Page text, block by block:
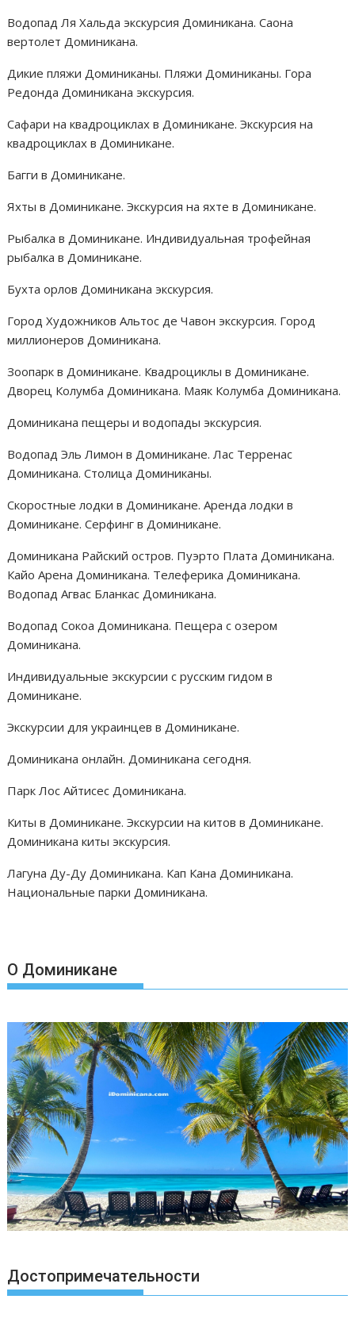
Водопад Ля Хальда экскурсия Доминикана. Саона
вертолет Доминикана.
Дикие пляжи Доминиканы. Пляжи Доминиканы. Гора
Редонда Доминикана экскурсия.
Сафари на квадроциклах в Доминикане. Экскурсия на
квадроциклах в Доминикане.
Багги в Доминикане.
Яхты в Доминикане. Экскурсия на яхте в Доминикане.
Рыбалка в Доминикане. Индивидуальная трофейная
рыбалка в Доминикане.
Бухта орлов Доминикана экскурсия.
Город Художников Альтос де Чавон экскурсия. Город
миллионеров Доминикана.
Зоопарк в Доминикане. Квадроциклы в Доминикане.
Дворец Колумба Доминикана. Маяк Колумба Доминикана.
Доминикана пещеры и водопады экскурсия.
Водопад Эль Лимон в Доминикане. Лас Терренас
Доминикана. Столица Доминиканы.
Скоростные лодки в Доминикане. Аренда лодки в
Доминикане. Серфинг в Доминикане.
Доминикана Райский остров. Пуэрто Плата Доминикана.
Кайо Арена Доминикана. Телеферика Доминикана.
Водопад Агвас Бланкас Доминикана.
Водопад Сокоа Доминикана. Пещера с озером
Доминикана.
Индивидуальные экскурсии с русским гидом в
Доминикане.
Экскурсии для украинцев в Доминикане.
Доминикана онлайн. Доминикана сегодня.
Парк Лос Айтисес Доминикана.
Киты в Доминикане. Экскурсии на китов в Доминикане.
Доминикана киты экскурсия.
Лагуна Ду-Ду Доминикана. Кап Кана Доминикана.
Национальные парки Доминикана.
О Доминикане
Достопримечательности